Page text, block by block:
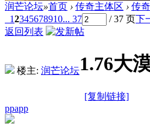
润芒论坛»首页 › 传奇主体区 › 传
12345678910... 37 / 37 页下
返回列表
楼主: 润芒论坛1.76大
[复制链接]
ppapp